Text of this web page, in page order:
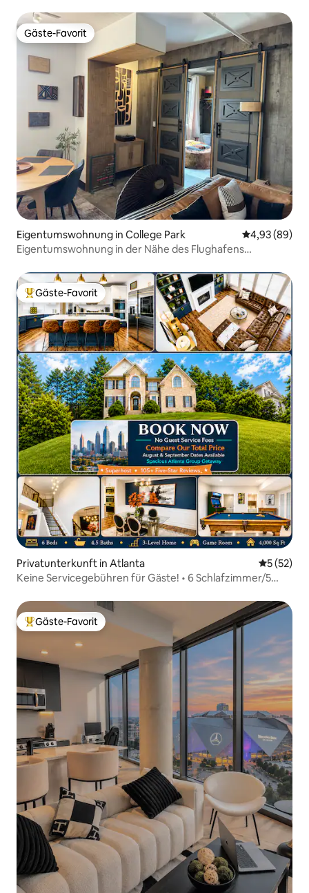
Gäste-Favorit
Gäste-Favorit
Eigentumswohnung in College Park
4,93 (89)
Eigentumswohnung in der Nähe des Flughafens
Beliebter Gäste-Favorit.
Gäste-Favorit
Privatunterkunft in Atlanta
5 (52)
Keine Servicegebühren für Gäste! • 6 Schlafzimmer/5
Beliebter Gäste-Favorit.
Gäste-Favorit